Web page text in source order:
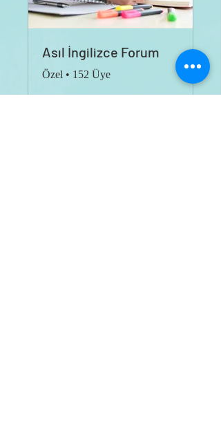
Asıl İngilizce Forum
Özel • 152 Üye